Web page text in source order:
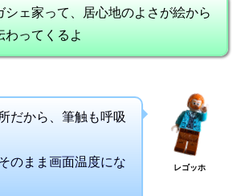
シェ家って、居心地のよさが絵から
わってくるよ
だから、筆触も呼吸
のまま画面温度にな
レゴッホ